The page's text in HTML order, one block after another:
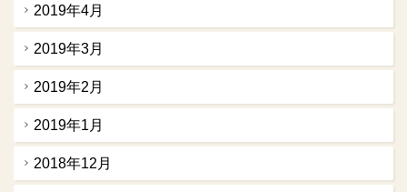
2019年4月
2019年3月
2019年2月
2019年1月
2018年12月